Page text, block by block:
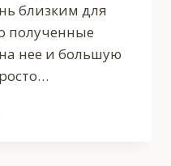
близким для
полученные
нее и большую